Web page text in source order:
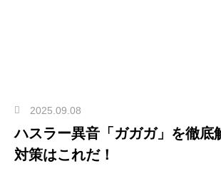
2025.09.08
ハスラー異音「ガガガ」を徹底
対策はこれだ！